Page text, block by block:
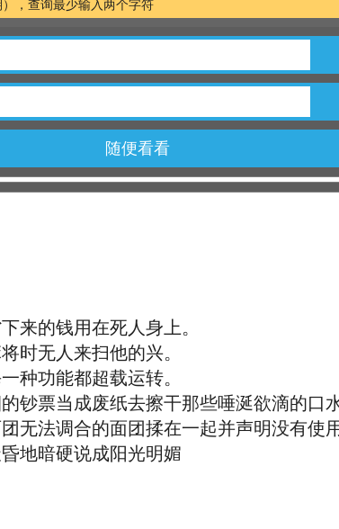
），查询最少输入两个字符
随便看看
的钱用在死人身上。
无人来扫他的兴。
功能都超载运转。
票当成废纸去擦干那些唾涎欲滴的口
法调合的面团揉在一起并声明没有使
地暗硬说成阳光明媚